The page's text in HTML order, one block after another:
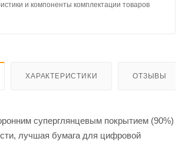
и компоненты комплектации товаров
ХАРАКТЕРИСТИКИ ОТЗЫВЫ
суперглянцевым покрытием (90%)
лучшая бумага для цифровой